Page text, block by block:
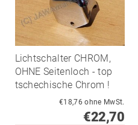
Lichtschalter CHROM,
OHNE Seitenloch - top
tschechische Chrom !
€18,76 ohne MwSt.
€22,70